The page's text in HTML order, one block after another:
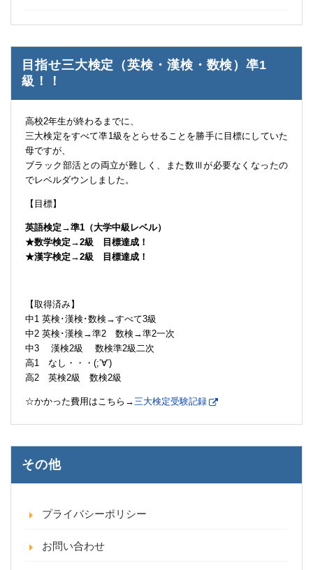
目指せ三大検定（英検・漢検・数検）凖1
級！！
高校2年生が終わるまでに、
三大検定をすべて凖1級をとらせることを勝手に目標にしていた
母ですが、
ブラック部活との両立が難しく、また数Ⅲが必要なくなったの
でレベルダウンしました。
【目標】
英語検定→準1（大学中級レベル）
★数学検定→2級 目標達成！
★漢字検定→2級 目標達成！
【取得済み】
中1 英検･漢検･数検→すべて3級
中2 英検･漢検→準2 数検→準2一次
中3 漢検2級 数検準2級二次
高1 なし・・・(;’∀’)
高2 英検2級 数検2級
☆かかった費用はこちら→三大検定受験記録
その他
プライバシーポリシー
お問い合わせ